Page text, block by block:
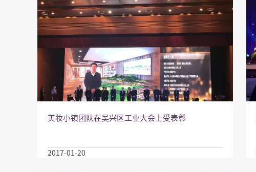
美妆小镇团队在吴兴区工业大会上受表彰
2017-01-20